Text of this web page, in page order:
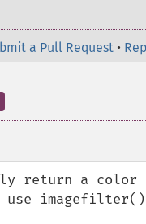
a Pull Request •
return a
use